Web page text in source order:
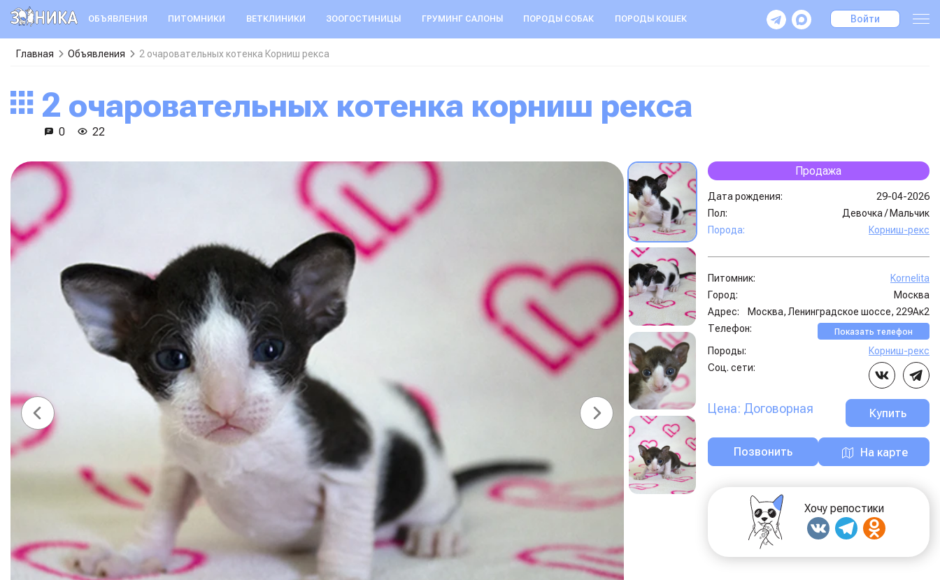
ОБЪЯВЛЕНИЯ ПИТОМНИКИ ВЕТКЛИНИКИ ЗООГОСТИНИЦЫ ГРУМИНГ САЛОНЫ ПОРОДЫ СОБАК ПОРОДЫ КОШЕК Войти
Главная Объявления 2 очаровательных котенка Корниш рекса
2 очаровательных котенка корниш рекса
0 22
Продажа
Дата рождения:
29-04-2026
Пол:
Девочка / Мальчик
Порода:
Корниш-рекс
Питомник:
Kornelita
Город:
Москва
Адрес:
Москва, Ленинградское шоссе, 229Ак2
Телефон:
Показать телефон
Породы:
Корниш-рекс
Соц. сети:
Цена: Договорная Купить
Позвонить На карте
Хочу репостики